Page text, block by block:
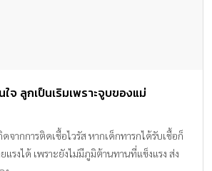
จ ลูกเป็นเริมเพราะจูบของแม่
จากการติดเชื้อไวรัส หากเด็กทารกได้รับเชื้อก็
แรงได้ เพราะยังไม่มีภูมิต้านทานที่แข็งแรง ส่ง